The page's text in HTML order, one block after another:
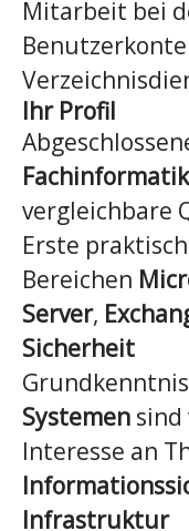
Mitarbeit bei
Ihr Profil
vergleichbare
Erste
Bereichen
Server,
Sicherheit
Systemen sind
Interesse an
Infrastruktur